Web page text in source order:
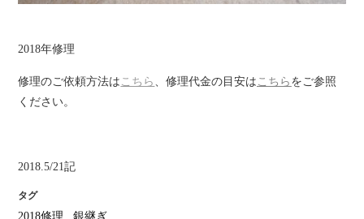
2018年修理
修理のご依頼方法は こちら 、修理代金の目安は こちら をご参照
ください。
2018.5/21記
タグ
2018修理 ,銀継ぎ